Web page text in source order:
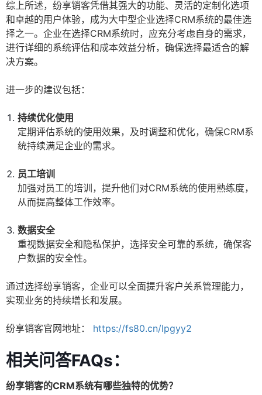
综上所述，纷享销客凭借其强大的功能、灵活的定制化选项
和卓越的用户体验，成为大中型企业选择CRM系统的最佳选
择之一。企业在选择CRM系统时，应充分考虑自身的需求，
进行详细的系统评估和成本效益分析，确保选择最适合的解
决方案。
进一步的建议包括：
持续优化使用
定期评估系统的使用效果，及时调整和优化，确保CRM系
统持续满足企业的需求。
员工培训
加强对员工的培训，提升他们对CRM系统的使用熟练度，
从而提高整体工作效率。
数据安全
重视数据安全和隐私保护，选择安全可靠的系统，确保客
户数据的安全性。
通过选择纷享销客，企业可以全面提升客户关系管理能力，
实现业务的持续增长和发展。
纷享销客官网地址： https://fs80.cn/lpgyy2
相关问答FAQs：
纷享销客的CRM系统有哪些独特的优势？